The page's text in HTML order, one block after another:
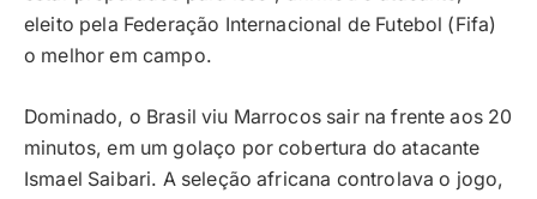
eleito pela Federação Internacional de Futebol (Fifa)
o melhor em campo.
Dominado, o Brasil viu Marrocos sair na frente aos 20
minutos, em um golaço por cobertura do atacante
Ismael Saibari. A seleção africana controlava o jogo,